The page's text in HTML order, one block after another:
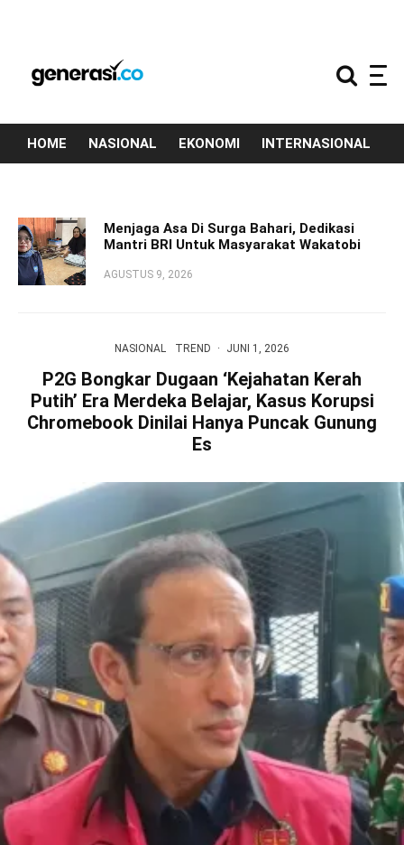
HOME NASIONAL EKONOMI INTERNASIONAL
Menjaga Asa Di Surga Bahari, Dedikasi
Mantri BRI Untuk Masyarakat Wakatobi
AGUSTUS 9, 2026
NASIONAL TREND · JUNI 1, 2026
P2G Bongkar Dugaan ‘Kejahatan Kerah
Putih’ Era Merdeka Belajar, Kasus Korupsi
Chromebook Dinilai Hanya Puncak Gunung
Es